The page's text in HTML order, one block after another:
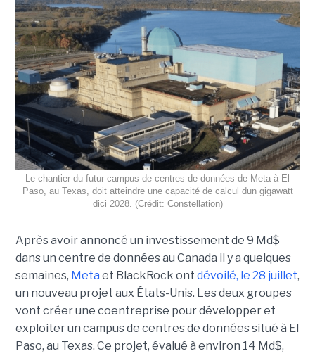
Le chantier du futur campus de centres de données de Meta à El
Paso, au Texas, doit atteindre une capacité de calcul dun gigawatt
dici 2028. (Crédit: Constellation)
Après avoir annoncé un investissement de 9 Md$
dans un centre de données au Canada il y a quelques
semaines, Meta et BlackRock ont dévoilé, le 28 juillet,
un nouveau projet aux États-Unis. Les deux groupes
vont créer une coentreprise pour développer et
exploiter un campus de centres de données situé à El
Paso, au Texas. Ce projet, évalué à environ 14 Md$,